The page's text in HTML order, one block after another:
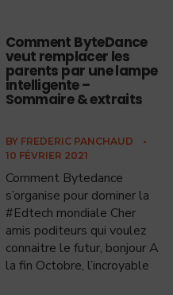
Comment ByteDance
veut remplacer les
parents par une lampe
intelligente –
Sommaire & extraits
BY FREDERIC PANCHAUD
•
10 FÉVRIER 2021
Comment Bytedance
s’organise pour dominer la
#Edtech mondiale Cher
amis poditeurs qui voulez
connaitre le futur, bonjour A
la fin Octobre, l’incroyable